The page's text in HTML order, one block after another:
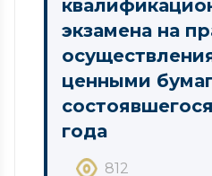
экзамена на
ценными
года
812